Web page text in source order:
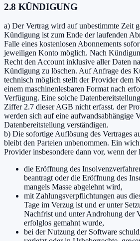
2.8 KÜNDIGUNG
a) Der Vertrag wird auf unbestimmte Zeit
Kündigung ist zum Ende der laufenden
Falle eines kostenlosen Abonnements
jeweiligen Konto möglich. Nach
Recht den Account inklusive aller Daten
Kündigung zu löschen. Auf Anfrage des
technisch möglich stellt der Provider dem
einem maschinenlesbaren Format nach
Verfügung. Eine solche
Ziffer 2.7 dieser AGB nicht erfasst. der
werden sich auf eine aufwandsabhängige
Datenbereitstellung verständigen.
b) Die sofortige Auflösung des Vertrages
bleibt den Parteien unbenommen. Ein
Provider insbesondere dann vor, wenn der
die Eröffnung des
beantragt oder die Eröffnung des
mangels Masse abgelehnt wird,
mit Zahlungsverpflichtungen aus
Tage im Verzug ist und er unter
Nachfrist und unter Androhung der
erfolglos gemahnt wurde,
bei der Nutzung der Software